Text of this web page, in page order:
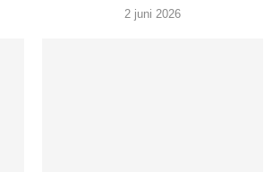
2 juni 2026